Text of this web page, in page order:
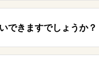
できますでしょうか？